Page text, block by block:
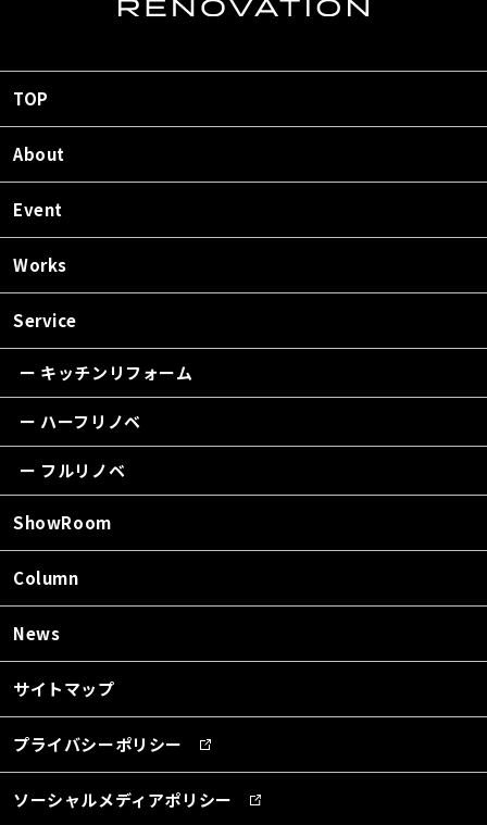
TOP
About
Event
Works
Service
ー キッチンリフォーム
ー ハーフリノベ
ー フルリノベ
ShowRoom
Column
News
サイトマップ
プライバシーポリシー
ソーシャルメディアポリシー